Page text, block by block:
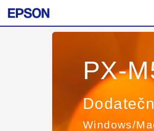
PX-
Windows/